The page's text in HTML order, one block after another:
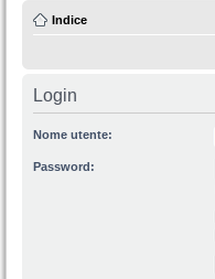
Indice
Login
Nome utente:
Password: